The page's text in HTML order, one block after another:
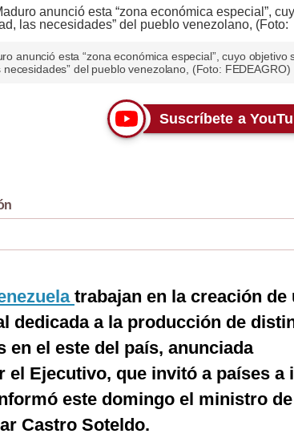
anunció esta “zona económica especial”, cuyo objetivo
necesidades” del pueblo venezolano, (Foto: FEDEAGRO)
Suscríbete a
trabajan en la creación de
dedicada a la producción de
en el este del país, anunciada
el Ejecutivo, que invitó a países a
este domingo el ministro de
Castro Soteldo.